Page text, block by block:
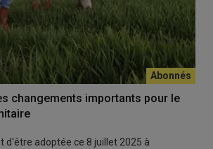
changements importants pour le
d'être adoptée ce 8 juillet 2025 à